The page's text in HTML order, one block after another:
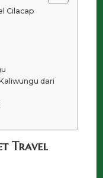
Cilacap
dari
Travel